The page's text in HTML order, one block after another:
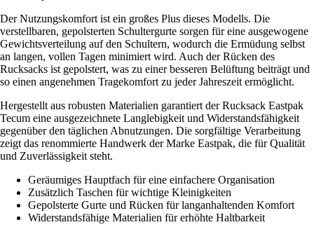
Der Nutzungskomfort ist ein großes Plus dieses Modells. Die
verstellbaren, gepolsterten Schultergurte sorgen für eine ausgewogene
Gewichtsverteilung auf den Schultern, wodurch die Ermüdung selbst
an langen, vollen Tagen minimiert wird. Auch der Rücken des
Rucksacks ist gepolstert, was zu einer besseren Belüftung beiträgt und
so einen angenehmen Tragekomfort zu jeder Jahreszeit ermöglicht.
Hergestellt aus robusten Materialien garantiert der Rucksack Eastpak
Tecum eine ausgezeichnete Langlebigkeit und Widerstandsfähigkeit
gegenüber den täglichen Abnutzungen. Die sorgfältige Verarbeitung
zeigt das renommierte Handwerk der Marke Eastpak, die für Qualität
und Zuverlässigkeit steht.
Geräumiges Hauptfach für eine einfachere Organisation
Zusätzlich Taschen für wichtige Kleinigkeiten
Gepolsterte Gurte und Rücken für langanhaltenden Komfort
Widerstandsfähige Materialien für erhöhte Haltbarkeit